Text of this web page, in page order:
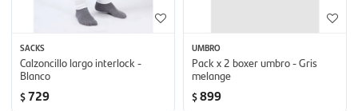
SACKS
Calzoncillo largo interlock -
Blanco
$729
UMBRO
Pack x 2 boxer umbro - Gris
melange
$899